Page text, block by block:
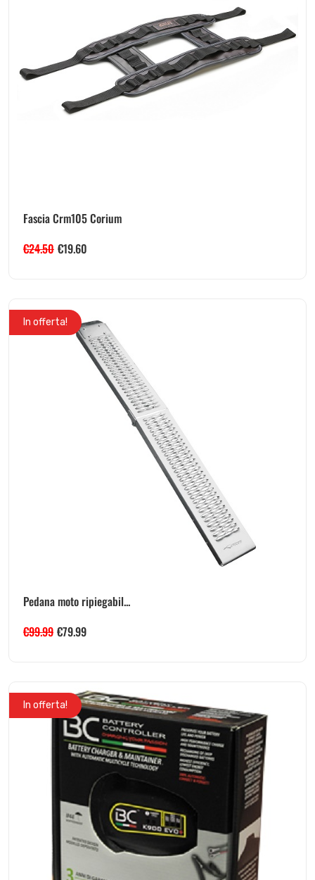
Fascia Crm105 Corium
€24.50 €19.60
In offerta!
Pedana moto ripiegabil...
€99.99 €79.99
In offerta!